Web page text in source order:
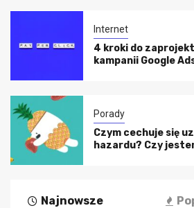
Internet
4 kroki do
kampanii Google
Porady
Czym cechuje się
hazardu? Czy
Najnowsze